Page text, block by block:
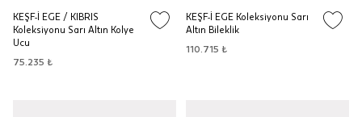
KEŞF-İ EGE / KIBRIS
Koleksiyonu Sarı Altın Kolye
Ucu
75.235 ₺
KEŞF-İ EGE Koleksiyonu Sarı
Altın Bileklik
110.715 ₺